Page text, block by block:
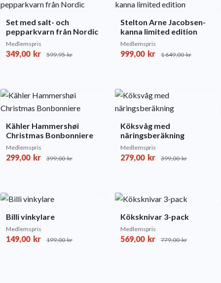
Set med salt- och
pepparkvarn från Nordic
Medlemspris
349,00 kr 599,95kr
Stelton Arne Jacobsen-
kanna limited edition
Medlemspris
999,00 kr 1 649,00kr
Kähler Hammershøi
Christmas Bonbonniere
Medlemspris
299,00 kr 399,00kr
Köksvåg med
näringsberäkning
Medlemspris
279,00 kr 399,00kr
Billi vinkylare
Medlemspris
149,00 kr 199,00kr
Köksknivar 3-pack
Medlemspris
569,00 kr 779,00kr